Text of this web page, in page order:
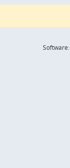
Software: